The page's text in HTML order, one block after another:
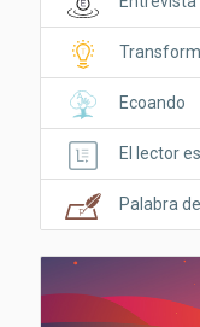
Ecoando
El lector
Palabra